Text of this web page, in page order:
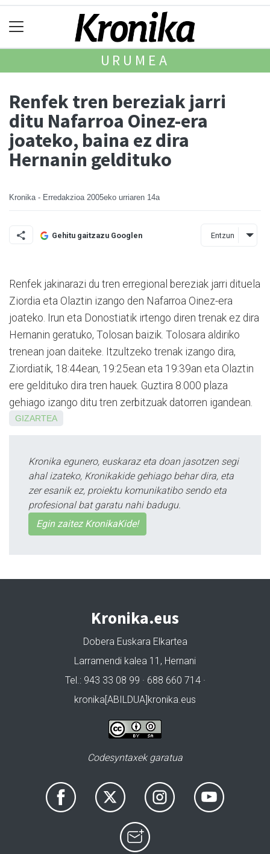
URUMEA
Renfek tren bereziak jarri
ditu Nafarroa Oinez-era
joateko, baina ez dira
Hernanin geldituko
Kronika - Erredakzioa 2005eko urriaren 14a
Gehitu gaitzazu Googlen Entzun
Renfek jakinarazi du tren erregional bereziak jarri dituela
Ziordia eta Olaztin izango den Nafarroa Oinez-era
joateko. Irun eta Donostiatik irtengo diren trenak ez dira
Hernanin geratuko, Tolosan baizik. Tolosara aldiriko
trenean joan daiteke. Itzultzeko trenak izango dira,
Ziordiatik, 18:44ean, 19:25ean eta 19:39an eta Olaztin
ere geldituko dira tren hauek. Guztira 8.000 plaza
gehiago izango ditu tren zerbitzuak datorren igandean.
GIZARTEA
Kronika egunero, euskaraz eta doan jasotzen segi
ahal izateko, Kronikakide gehiago behar dira, eta
zer esanik ez, proiektu komunikatibo sendo eta
profesional bat garatu nahi badugu.
Egin zaitez KronikaKide!
Kronika.eus
Dobera Euskara Elkartea
Larramendi kalea 11, Hernani
Tel.: 943 33 08 99 · 688 660 714 ·
kronika[ABILDUA]kronika.eus
Codesyntaxek garatua